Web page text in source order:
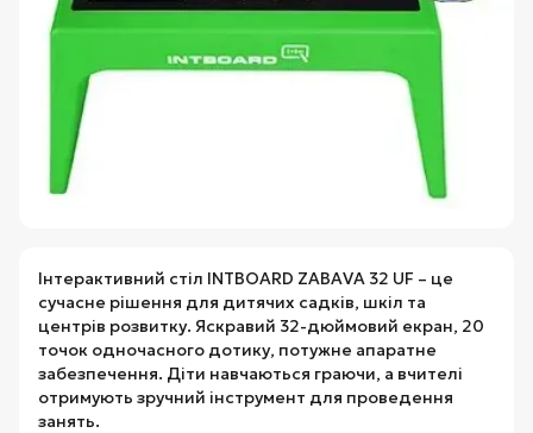
Інтерактивний стіл INTBOARD ZABAVA 32 UF – це
сучасне рішення для дитячих садків, шкіл та
центрів розвитку. Яскравий 32-дюймовий екран, 20
точок одночасного дотику, потужне апаратне
забезпечення. Діти навчаються граючи, а вчителі
отримують зручний інструмент для проведення
занять.